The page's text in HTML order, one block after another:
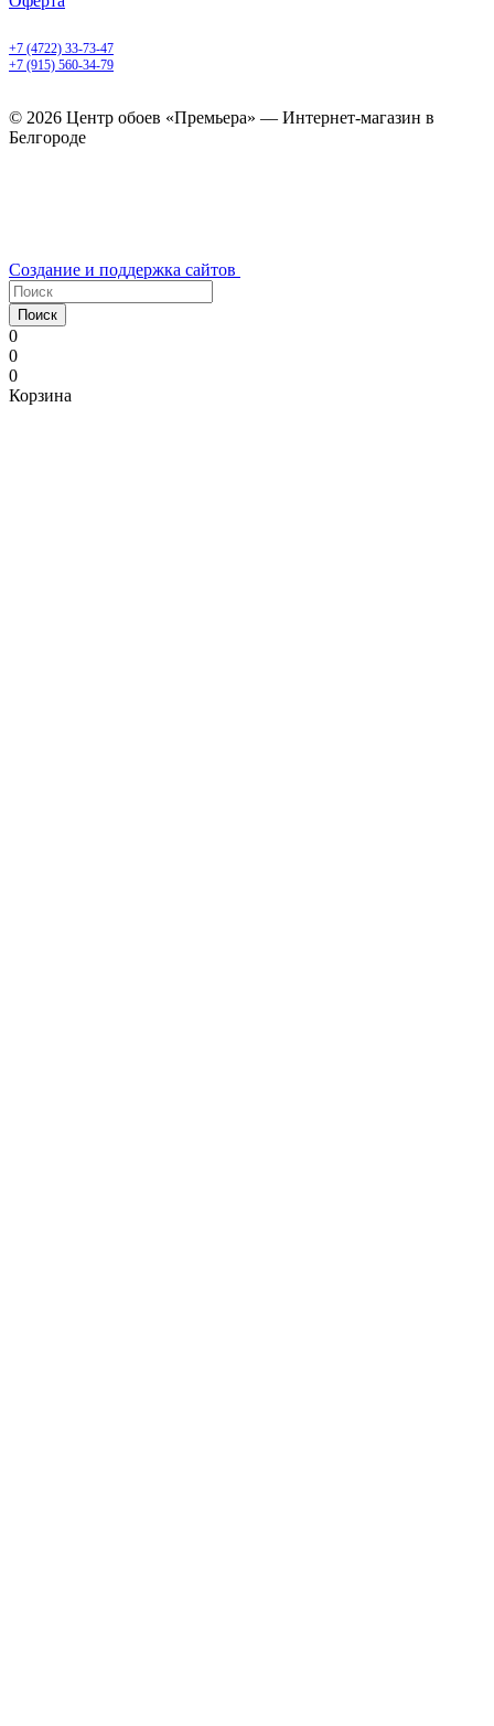
+7 (4722) 33-73-47
+7 (915) 560-34-79
© 2026 Центр обоев «Премьера» — Интернет-магазин в
Белгороде
Создание и поддержка сайтов
Поиск
0
0
0
Корзина